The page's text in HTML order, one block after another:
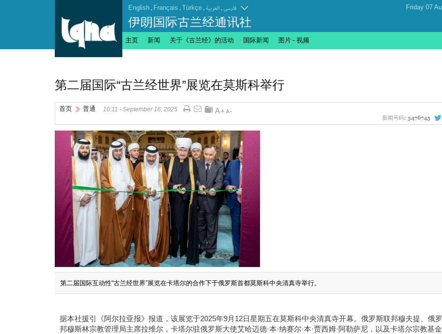
English . Français . Türkçe . العربیة.فارسی
伊朗国际古兰经通讯社
主页 新闻 关于《古兰经》的活动 国际新闻 图片 - 视频
第二届国际“古兰经世界”展览在莫斯科举行
首页 普通
10:11 - September 16, 2025
新闻号码: 3476745
第二届国际互动性“古兰经世界”展览在卡塔尔的合作下于俄罗斯首都莫斯科中央清真寺举行。
据本社援引《阿尔拉亚报》报道，该展览于2025年9月12日星期五在莫斯科中央清真寺开幕。俄罗斯联邦穆夫提、俄
邦穆斯林宗教管理局主席拉维尔，卡塔尔驻俄罗斯大使艾哈迈德·本·纳赛尔·本·贾西姆·阿勒萨尼，以及卡塔尔宗教基